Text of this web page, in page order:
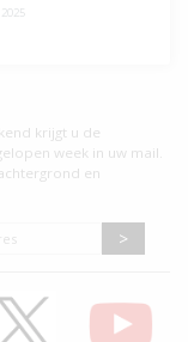
krijgt u de
week in uw mail.
en